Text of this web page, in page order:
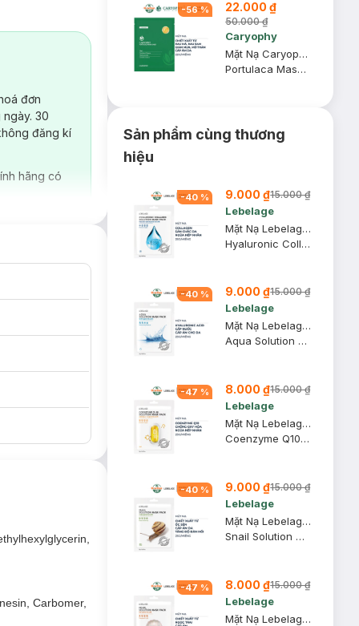
viêm mà còn
đơn
30
đăng kí
hãng có
Carbomer,
-56% 22.000 ₫
50.000 ₫
Caryophy
Mặt Nạ Caryophy Làm Giảm Mụn, Thâm & Dưỡng Ẩm Da 22g
Portulaca Mask Sheet 3in1
Sản phẩm cùng thương
hiệu
-40 % 9.000 ₫15.000 ₫
Lebelage
Mặt Nạ Lebelage Collagen Săn Chắc Da, Ngừa Nếp Nhăn 25g
Hyaluronic Collagen Solution Mask Pack
-40 % 9.000 ₫15.000 ₫
Lebelage
Mặt Nạ Lebelage Hyaluronic Acid Cấp Nước, Cấp Ẩm Cho Da 25g
Aqua Solution Mask Pack
-47 % 8.000 ₫15.000 ₫
Lebelage
Mặt Nạ Lebelage Coenzyme Q10 Chống Oxy Hóa, Ngừa Nếp Nhăn 25g
Coenzyme Q10 Solution Mask Pack
-40 % 9.000 ₫15.000 ₫
Lebelage
Mặt Nạ Lebelage Ốc Sên Dưỡng Ẩm Da, Tăng Độ Đàn Hồi 25g
Snail Solution Mask Pack
-47 % 8.000 ₫15.000 ₫
Lebelage
Mặt Nạ Lebelage Ngọc Trai Cấp Ẩm, Dưỡng Sáng Da 25g